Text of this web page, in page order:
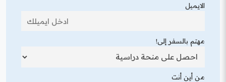
الايميل
مهتم بالسفر إلى!
من أين أنت